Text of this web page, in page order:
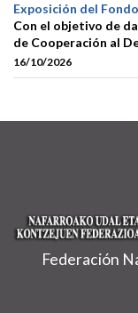
Exposición del
Con el objetivo de
de Cooperación al
16/10/2026
Federación